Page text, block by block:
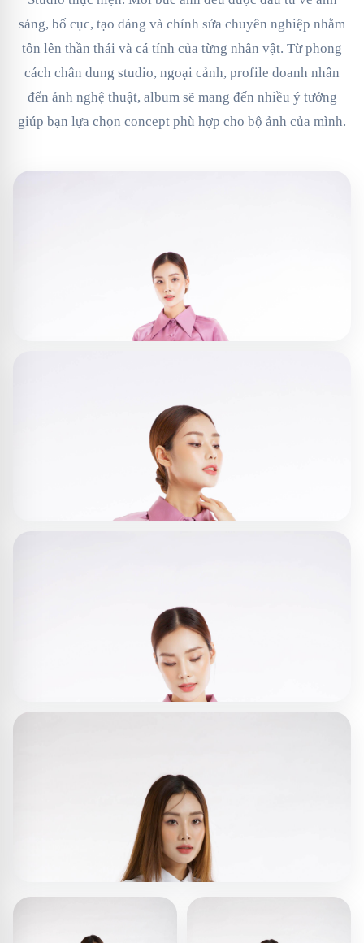
sáng, bố cục, tạo dáng và chỉnh sửa chuyên nghiệp nhằm
tôn lên thần thái và cá tính của từng nhân vật. Từ phong
cách chân dung studio, ngoại cảnh, profile doanh nhân
đến ảnh nghệ thuật, album sẽ mang đến nhiều ý tưởng
giúp bạn lựa chọn concept phù hợp cho bộ ảnh của mình.